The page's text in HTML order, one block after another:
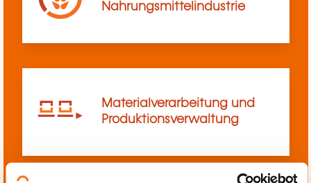
Nahrungsmittelindustrie
Materialverarbeitung und
Produktionsverwaltung